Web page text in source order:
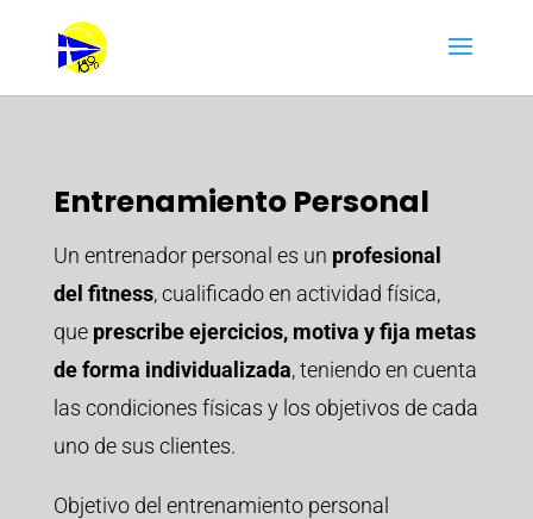
Entrenamiento Personal
Un entrenador personal es un profesional
del fitness, cualificado en actividad física,
que prescribe ejercicios, motiva y fija metas
de forma individualizada, teniendo en cuenta
las condiciones físicas y los objetivos de cada
uno de sus clientes.
Objetivo del entrenamiento personal